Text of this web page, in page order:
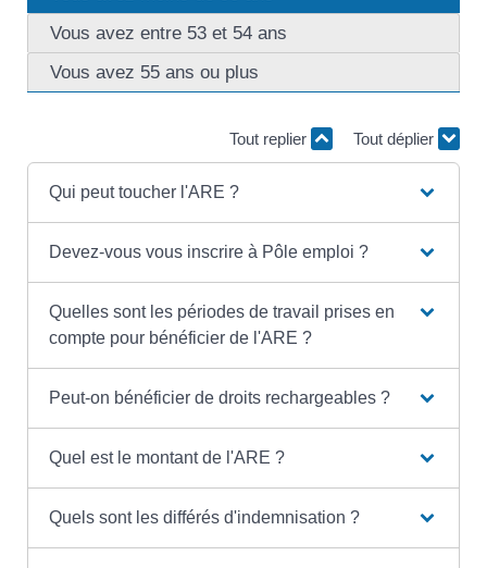
Vous avez entre 53 et 54 ans
Vous avez 55 ans ou plus
Tout replier Tout déplier
Qui peut toucher l'ARE ?
Devez-vous vous inscrire à Pôle emploi ?
Quelles sont les périodes de travail prises en
compte pour bénéficier de l'ARE ?
Peut-on bénéficier de droits rechargeables ?
Quel est le montant de l'ARE ?
Quels sont les différés d'indemnisation ?